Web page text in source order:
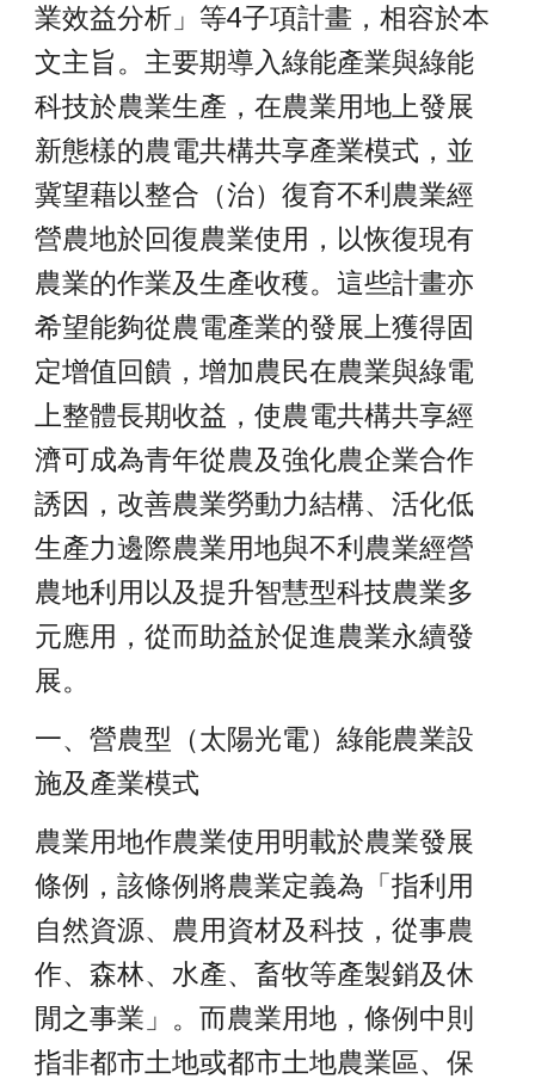
業效益分析」等4子項計畫，相容於本
文主旨。主要期導入綠能產業與綠能
科技於農業生產，在農業用地上發展
新態樣的農電共構共享產業模式，並
冀望藉以整合（治）復育不利農業經
營農地於回復農業使用，以恢復現有
農業的作業及生產收穫。這些計畫亦
希望能夠從農電產業的發展上獲得固
定增值回饋，增加農民在農業與綠電
上整體長期收益，使農電共構共享經
濟可成為青年從農及強化農企業合作
誘因，改善農業勞動力結構、活化低
生產力邊際農業用地與不利農業經營
農地利用以及提升智慧型科技農業多
元應用，從而助益於促進農業永續發
展。
一、營農型（太陽光電）綠能農業設
施及產業模式
農業用地作農業使用明載於農業發展
條例，該條例將農業定義為「指利用
自然資源、農用資材及科技，從事農
作、森林、水產、畜牧等產製銷及休
閒之事業」。而農業用地，條例中則
指非都市土地或都市土地農業區、保